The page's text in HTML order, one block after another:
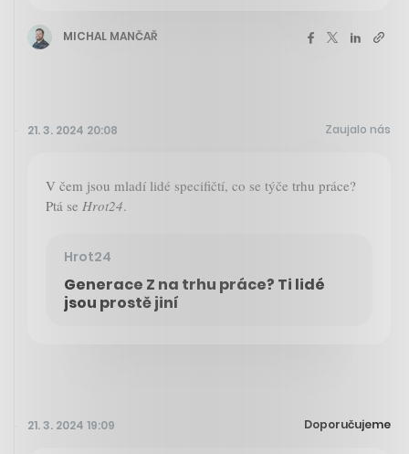
MICHAL MANČAŘ
21. 3. 2024 20:08 Zaujalo nás
V čem jsou mladí lidé specifičtí, co se týče trhu práce?
Ptá se Hrot24.
Hrot24
Generace Z na trhu práce? Ti lidé
jsou prostě jiní
21. 3. 2024 19:09 Doporučujeme